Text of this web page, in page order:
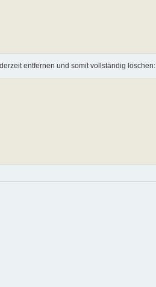
entfernen und somit vollständig löschen: